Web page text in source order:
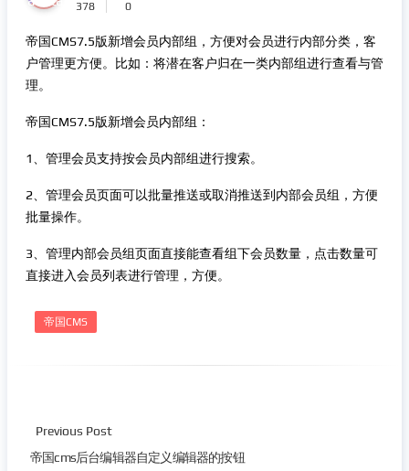
378
0
帝国CMS7.5版新增会员内部组，方便对会员进行内部分类，客
户管理更方便。比如：将潜在客户归在一类内部组进行查看与管
理。
帝国CMS7.5版新增会员内部组：
1、管理会员支持按会员内部组进行搜索。
2、管理会员页面可以批量推送或取消推送到内部会员组，方便
批量操作。
3、管理内部会员组页面直接能查看组下会员数量，点击数量可
直接进入会员列表进行管理，方便。
帝国CMS
Previous Post
帝国cms后台编辑器自定义编辑器的按钮